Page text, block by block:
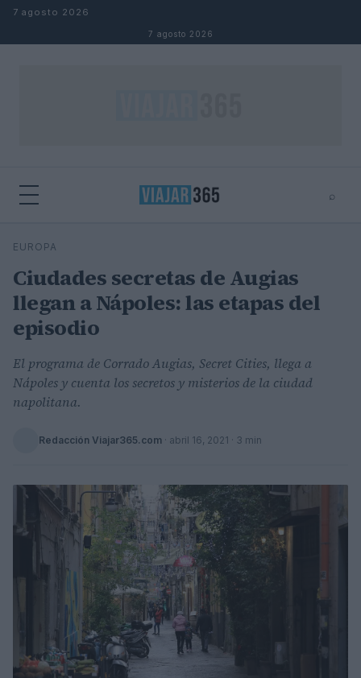
Saltar al contenido
7 agosto 2026
7 agosto 2026
⌕
Buscar
EUROPA
Ciudades secretas de Augias
llegan a Nápoles: las etapas del
episodio
El programa de Corrado Augias, Secret Cities, llega a
Nápoles y cuenta los secretos y misterios de la ciudad
napolitana.
Redacción Viajar365.com · abril 16, 2021 · 3 min